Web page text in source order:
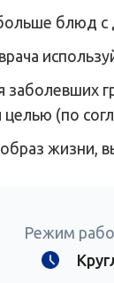
блюд с
заболевших
(по
жизни,
Режим